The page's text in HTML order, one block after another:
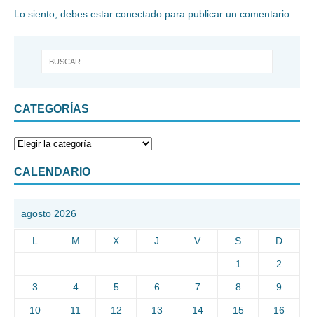
Lo siento, debes estar conectado para publicar un comentario.
CATEGORÍAS
CALENDARIO
agosto 2026
L M X J V S D
1 2
3 4 5 6 7 8 9
10 11 12 13 14 15 16